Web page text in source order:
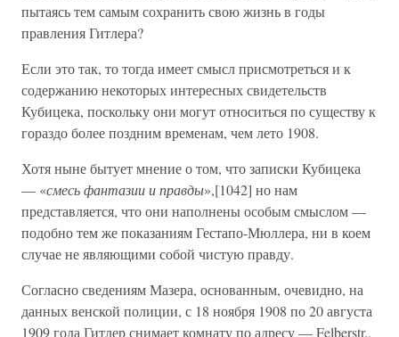
пытаясь тем самым сохранить свою жизнь в годы
правления Гитлера?
Если это так, то тогда имеет смысл присмотреться и к
содержанию некоторых интересных свидетельств
Кубицека, поскольку они могут относиться по существу к
гораздо более поздним временам, чем лето 1908.
Хотя ныне бытует мнение о том, что записки Кубицека
— «смесь фантазии и правды»,[1042] но нам
представляется, что они наполнены особым смыслом —
подобно тем же показаниям Гестапо-Мюллера, ни в коем
случае не являющими собой чистую правду.
Согласно сведениям Мазера, основанным, очевидно, на
данных венской полиции, с 18 ноября 1908 по 20 августа
1909 года Гитлер снимает комнату по адресу — Felberstr.,